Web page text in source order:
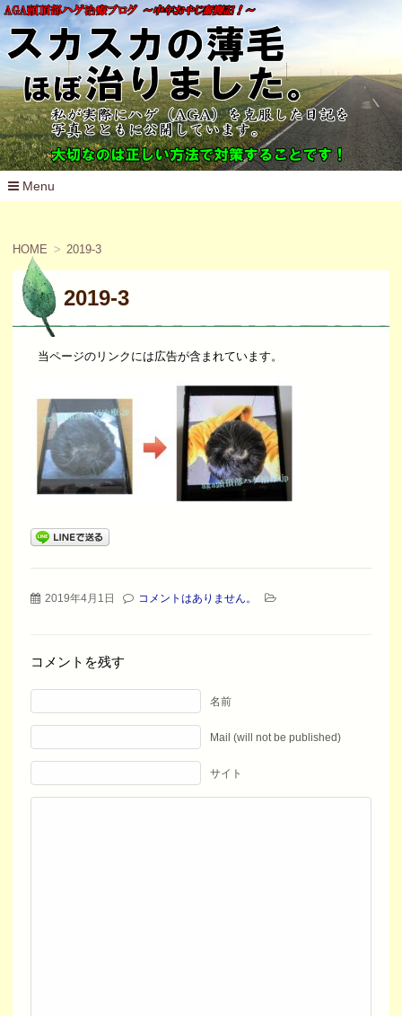
Menu
HOME 2019-3
2019-3
当ページのリンクには広告が含まれています。
2019年4月1日 コメントはありません。
コメントを残す
名前
Mail (will not be published)
サイト